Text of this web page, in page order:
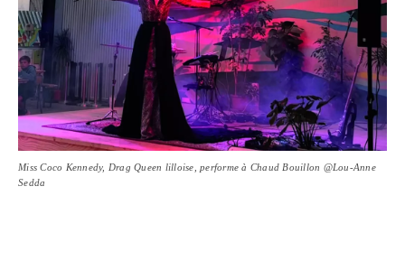
Miss Coco Kennedy, Drag Queen lilloise, performe à Chaud Bouillon @Lou-Anne
Sedda